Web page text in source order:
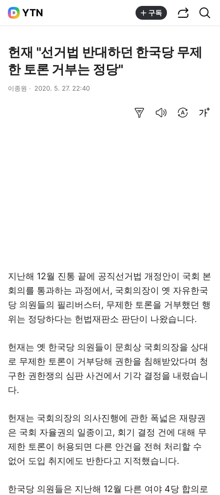
YTN 구독
헌재 "선거법 반대하던 한국당 무제
한 토론 거부는 정당"
이종원 2020. 5. 27. 22:40
지난해 12월 진통 끝에 공직선거법 개정안이 국회 본
회의를 통과하는 과정에서, 국회의장이 옛 자유한국
당 의원들의 필리버스터, 무제한 토론을 거부했던 행
위는 정당하다는 헌법재판소 판단이 나왔습니다.
헌재는 옛 한국당 의원들이 문희상 국회의장을 상대
로 무제한 토론이 거부당해 권한을 침해받았다며 청
구한 권한쟁의 심판 사건에서 기각 결정을 내렸습니
다.
헌재는 국회의장의 의사진행에 관한 폭넓은 재량권
은 국회 자율권의 일종이고, 회기 결정 건에 대해 무
제한 토론이 허용되면 다른 안건을 전혀 처리할 수
없어 도입 취지에도 반한다고 지적했습니다.
한국당 의원들은 지난해 12월 다른 여야 4당 합의로